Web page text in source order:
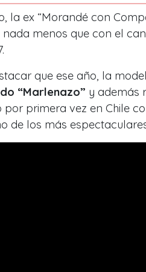
la ex “Morandé con
nada menos que con el
que ese año, la
“Marlenazo” y además
por primera vez en Chile
de los más